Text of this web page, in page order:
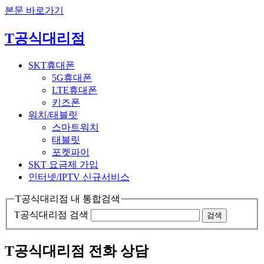
본문 바로가기
T공식대리점
SKT휴대폰
5G휴대폰
LTE휴대폰
키즈폰
워치/태블릿
스마트워치
태블릿
포켓파이
SKT 요금제 가입
인터넷/IPTV 신규서비스
T공식대리점 내 통합검색
T공식대리점 검색
검색
T공식대리점 전화 상담